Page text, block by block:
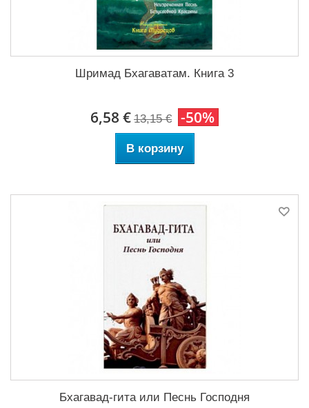
Шримад Бхагаватам. Книга 3
6,58 € 13,15 € -50%
В корзину
Бхагавад-гита или Песнь Господня